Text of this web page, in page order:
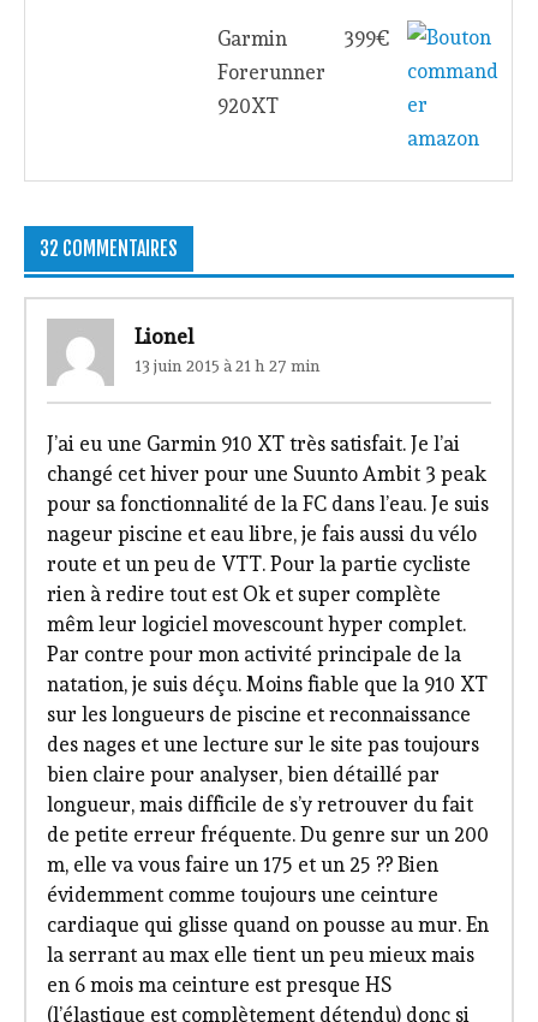
Garmin
Forerunner
920XT
399€
32 COMMENTAIRES
Lionel
13 juin 2015 à 21 h 27 min
J’ai eu une Garmin 910 XT très satisfait. Je l’ai
changé cet hiver pour une Suunto Ambit 3 peak
pour sa fonctionnalité de la FC dans l’eau. Je suis
nageur piscine et eau libre, je fais aussi du vélo
route et un peu de VTT. Pour la partie cycliste
rien à redire tout est Ok et super complète
mêm leur logiciel movescount hyper complet.
Par contre pour mon activité principale de la
natation, je suis déçu. Moins fiable que la 910 XT
sur les longueurs de piscine et reconnaissance
des nages et une lecture sur le site pas toujours
bien claire pour analyser, bien détaillé par
longueur, mais difficile de s’y retrouver du fait
de petite erreur fréquente. Du genre sur un 200
m, elle va vous faire un 175 et un 25 ?? Bien
évidemment comme toujours une ceinture
cardiaque qui glisse quand on pousse au mur. En
la serrant au max elle tient un peu mieux mais
en 6 mois ma ceinture est presque HS
(l’élastique est complètement détendu) donc si